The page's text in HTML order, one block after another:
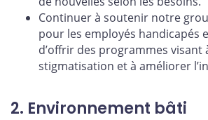
Continuer à soutenir notre
pour les employés handicapés
d’offrir des programmes visant
stigmatisation et à améliorer
2. Environnement bâti